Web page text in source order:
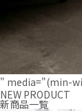
" media="(min-
NEW PRODUCT
新商品一覧